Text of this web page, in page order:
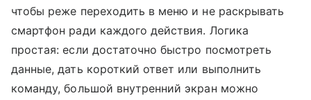
чтобы реже переходить в меню и не раскрывать
смартфон ради каждого действия. Логика
простая: если достаточно быстро посмотреть
данные, дать короткий ответ или выполнить
команду, большой внутренний экран можно